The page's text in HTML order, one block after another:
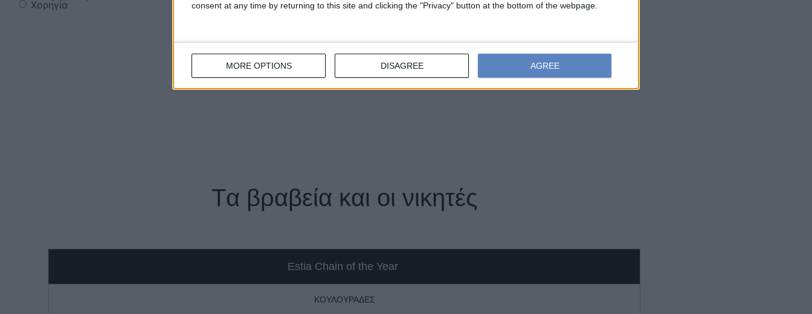
consent at any time by returning to this site and clicking the "Privacy" button at the bottom of the webpage.
MORE OPTIONS DISAGREE AGREE
Tα βραβεία και οι νικητές
Estia Chain of the Year
ΚΟΥΛΟΥΡΑΔΕΣ